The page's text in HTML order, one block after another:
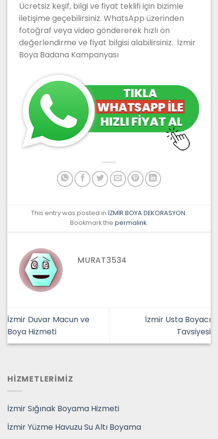
Ücretsiz keşif, bilgi ve fiyat teklifi için bizimle
iletişime geçebilirsiniz. WhatsApp üzerinden
fotoğraf veya video göndererek hızlı ön
değerlendirme ve fiyat bilgisi alabilirsiniz. İzmir
Boya Badana Kampanyası
This entry was posted in İZMİR BOYA DEKORASYON.
Bookmark the permalink.
MURAT3534
İzmir Duvar Macun ve
Boya Hizmeti
İzmir Usta Boyacı
Tavsiyesi
HİZMETLERİMİZ
İzmir Sığınak Boyama Hizmeti
İzmir Yüzme Havuzu Su Altı Boyama